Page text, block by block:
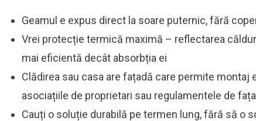
Geamul e expus direct la soare puternic, fără
Vrei protecție termică maximă – reflectarea
mai eficientă decât absorbția ei
Clădirea sau casa are fațadă care permite
asociațiile de proprietari sau regulamentele de
Cauți o soluție durabilă pe termen lung, fără să o